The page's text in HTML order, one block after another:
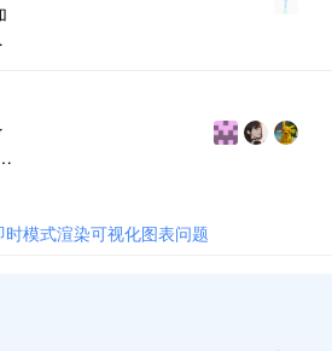
模式渲染可视化图表问题